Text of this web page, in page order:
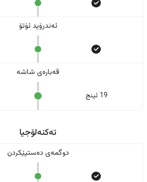
ئەندرۆید ئۆتۆ
قەبارەی شاشە
19 ئینج
تەکنەلۆجیا
دوگمەی دەستپێکردن